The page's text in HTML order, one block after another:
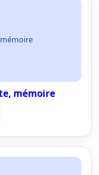
mémoire